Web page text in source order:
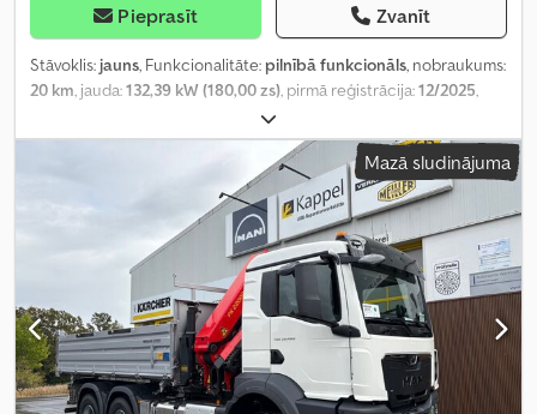
Pieprasīt Zvanīt
Stāvoklis: jauns, Funkcionalitāte: pilnībā funkcionāls, nobraukums:
20 km , jauda:132,39 kW (180,00 zs) , pirmā reģistrācija:12/2025
, tukšais svars:
kravnesība:850 kg, kopējais svars:3 500 kg, riepu stāvoklis:100
, nākamā pārbaude (TÜV):12/2027,
degvielas tvertnes tilpums:100 l , krāsa: balts , pārnesuma veids:
, emisijas klase:Euro 6 , sēdvietu skaits:2, iekraušanas
21 m³, krautuves garums:4 200 mm, iekraušanas
vietas platums:2 200 mm , iekraušanas telpas augstums: 2 300 mm,
2025, Aprīkojums:
ABS, AdBlue, Bluetooth, USB
ports, borta dators, centrālā atslēga, elektriskais logu
regulators, elektriski regulējams spogulis, elektroniskā
stabilitātes programma (ESP), gaisa kondicionēšana, gaisa
spilvens, imobilaizersistēma, joslas informēšanas asistents,
Mazā sludinājuma